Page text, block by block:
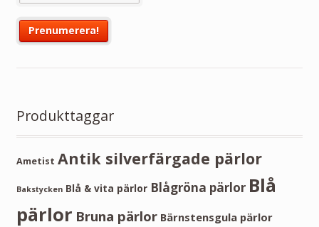
Produkttaggar
Ametist Antik silverfärgade pärlor
Bakstycken Blå & vita pärlor Blågröna pärlor Blå
pärlor Bruna pärlor Bärnstensgula pärlor